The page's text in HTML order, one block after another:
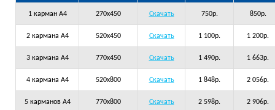
1 карман А4 270х450 Скачать 750р. 850р.
2 кармана А4 520х450 Скачать 1 100р. 1 200р.
3 кармана А4 770х450 Скачать 1 490р. 1 663р.
4 кармана А4 520х800 Скачать 1 848р. 2 056р.
5 карманов А4 770х800 Скачать 2 598р. 2 906р.